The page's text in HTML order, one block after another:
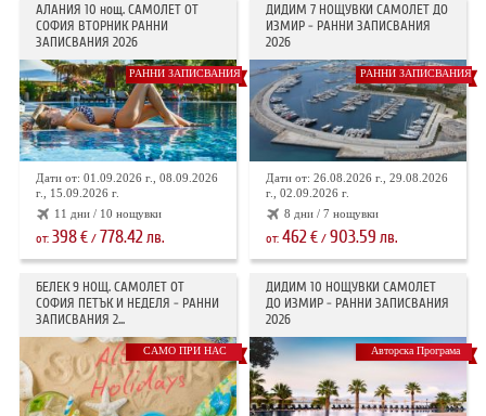
АЛАНИЯ 10 нощ. САМОЛЕТ ОТ
СОФИЯ ВТОРНИК РАННИ
ЗАПИСВАНИЯ 2026
РАННИ ЗАПИСВАНИЯ
Дати от: 01.09.2026 г., 08.09.2026
г., 15.09.2026 г.
11 дни / 10 нощувки
от: 398€/ 778.42лв.
ДИДИМ 7 НОЩУВКИ САМОЛЕТ ДО
ИЗМИР - РАННИ ЗАПИСВАНИЯ
2026
РАННИ ЗАПИСВАНИЯ
Дати от: 26.08.2026 г., 29.08.2026
г., 02.09.2026 г.
8 дни / 7 нощувки
от:462€ /903.59 лв.
БЕЛЕК 9 НОЩ. САМОЛЕТ ОТ
СОФИЯ ПЕТЪК И НЕДЕЛЯ - РАННИ
ЗАПИСВАНИЯ 2...
САМО ПРИ НАС
ДИДИМ 10 НОЩУВКИ САМОЛЕТ
ДО ИЗМИР - РАННИ ЗАПИСВАНИЯ
2026
Авторска Програма